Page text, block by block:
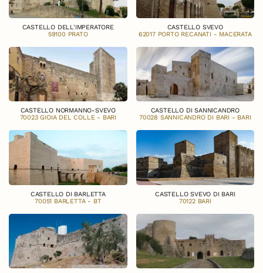
CASTELLO DELL'IMPERATORE
59100 PRATO
CASTELLO SVEVO
62017 PORTO RECANATI - MACERATA
CASTELLO NORMANNO-SVEVO
70023 GIOIA DEL COLLE - BARI
CASTELLO DI SANNICANDRO
70028 SANNICANDRO DI BARI - BARI
CASTELLO DI BARLETTA
70051 BARLETTA - BT
CASTELLO SVEVO DI BARI
70122 BARI